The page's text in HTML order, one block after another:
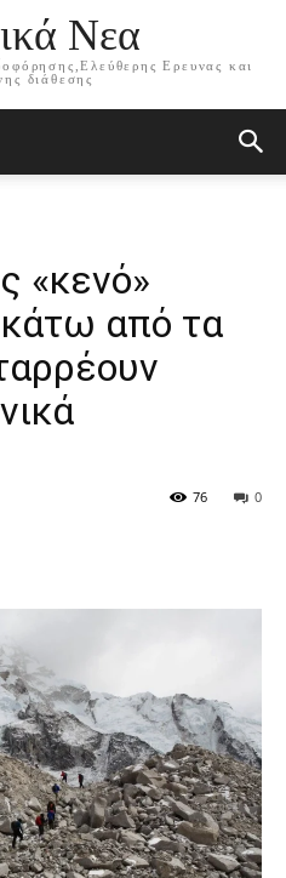
Νεα
Ερευνας και
διάθεσης
«κενό»
από τα
0
76